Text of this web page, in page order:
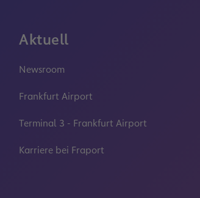
Aktuell
Newsroom
Frankfurt Airport
Terminal 3 - Frankfurt Airport
Karriere bei Fraport